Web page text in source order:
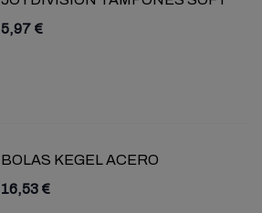
5,97 €
BOLAS KEGEL ACERO
16,53 €